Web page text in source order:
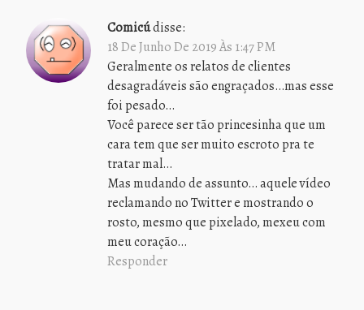
Comicúdisse:
18 De Junho De 2019 Às 1:47 PM
Geralmente os relatos de clientes
desagradáveis são engraçados…mas esse
foi pesado…
Você parece ser tão princesinha que um
cara tem que ser muito escroto pra te
tratar mal…
Mas mudando de assunto… aquele vídeo
reclamando no Twitter e mostrando o
rosto, mesmo que pixelado, mexeu com
meu coração…
Responder